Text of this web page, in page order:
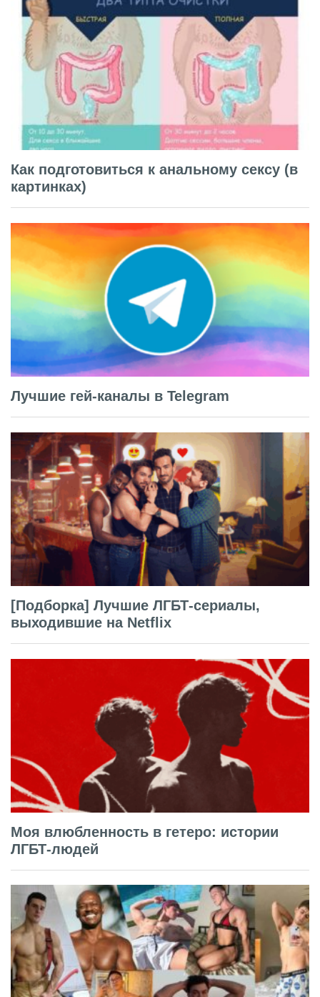
Как подготовиться к анальному сексу (в
картинках)
Лучшие гей-каналы в Telegram
[Подборка] Лучшие ЛГБТ-сериалы,
выходившие на Netflix
Моя влюбленность в гетеро: истории
ЛГБТ-людей